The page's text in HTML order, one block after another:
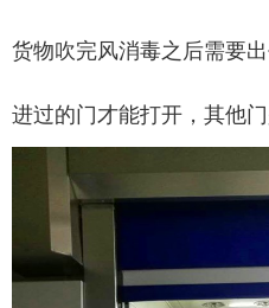
货物吹完风消毒之后需要
进过的门才能打开，其他